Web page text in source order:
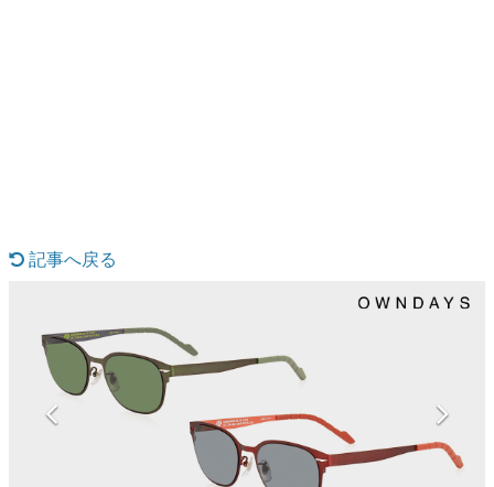
一先生によるゲーム業界レポートマンガです。
なんでゲームは面白い？
ゲーム開発者・hamatsu氏がゲームの魅力を画面や操作の
具体的な形から解き明かしていく、硬派で骨太な評論連載
です。
ゲームが変えた日本語
「経験値」「裏技」「ラスボス」… ゲームにまつわる言葉
の起源や用法の変遷を、コンピューター文化史研究家・タ
記事へ戻る